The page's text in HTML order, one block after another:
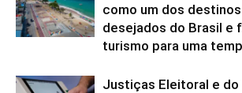
como um dos
desejados do Brasil e
turismo para uma
Justiças Eleitoral e do